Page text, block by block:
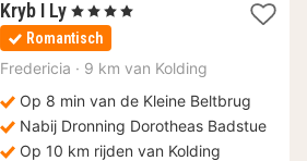
Kryb I Ly 1
nacht
vanaf
132,31
, 4 Sterren
Romantisch
Fredericia · 9 km van Kolding
Op 8 min van de Kleine Beltbrug
Nabij Dronning Dorotheas Badstue
Op 10 km rijden van Kolding